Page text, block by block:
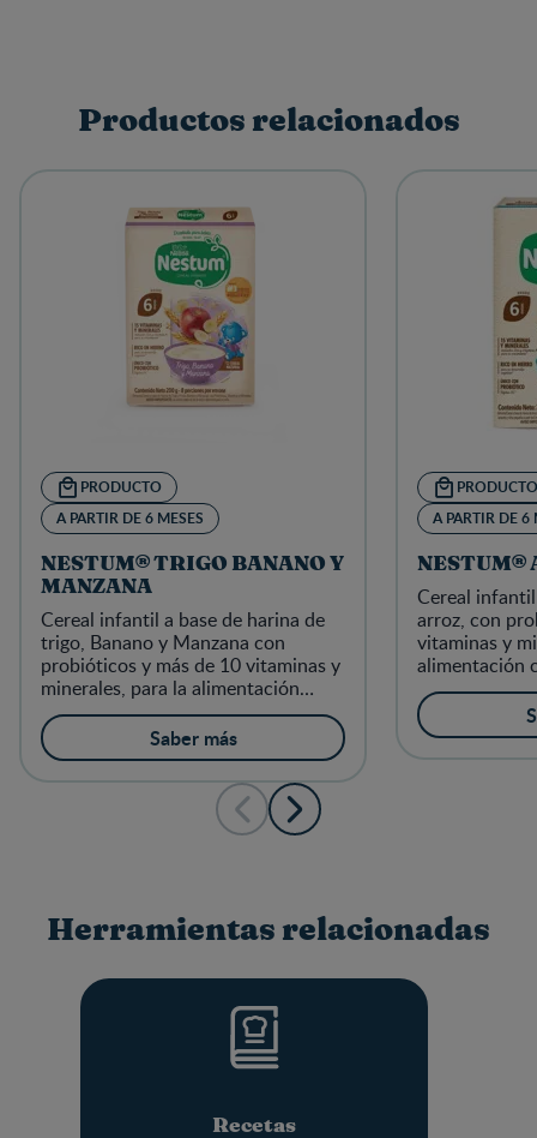
Productos relacionados
PRODUCTO
A PARTIR DE 6 MESES
NESTUM® TRIGO BANANO Y
MANZANA
Cereal infantil a base de harina de
trigo, Banano y Manzana con
probióticos y más de 10 vitaminas y
minerales, para la alimentación
complementaria de los niños a
partir de 6 mesesSaber más
PRODUCTO
A PARTIR DE 6
NESTUM®
Cereal
arroz, con
vitaminas y
alimentación
niños a partir
Herramientas relacionadas
Recetas